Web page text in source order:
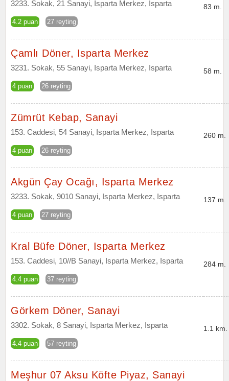
3233. Sokak, 21 Sanayi, Isparta Merkez, Isparta
4.2 puan 27 reyting
83 m.
Çamlı Döner, Isparta Merkez
3231. Sokak, 55 Sanayi, Isparta Merkez, Isparta
4 puan 26 reyting
58 m.
Zümrüt Kebap, Sanayi
153. Caddesi, 54 Sanayi, Isparta Merkez, Isparta
4 puan 26 reyting
260 m.
Akgün Çay Ocağı, Isparta Merkez
3233. Sokak, 9010 Sanayi, Isparta Merkez, Isparta
4 puan 27 reyting
137 m.
Kral Büfe Döner, Isparta Merkez
153. Caddesi, 10//B Sanayi, Isparta Merkez, Isparta
4.4 puan 37 reyting
284 m.
Görkem Döner, Sanayi
3302. Sokak, 8 Sanayi, Isparta Merkez, Isparta
4.4 puan 57 reyting
1.1 km.
Meşhur 07 Aksu Köfte Piyaz, Sanayi